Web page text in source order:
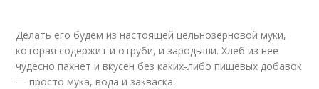
Делать его будем из настоящей цельнозерновой муки,
которая содержит и отруби, и зародыши. Хлеб из нее
чудесно пахнет и вкусен без каких-либо пищевых добавок
— просто мука, вода и закваска.